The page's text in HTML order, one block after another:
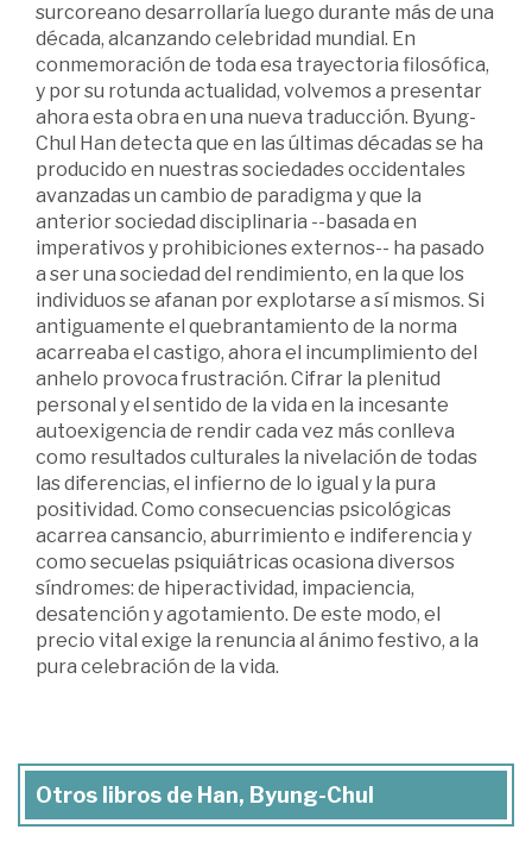
surcoreano desarrollaría luego durante más de una
década, alcanzando celebridad mundial. En
conmemoración de toda esa trayectoria filosófica,
y por su rotunda actualidad, volvemos a presentar
ahora esta obra en una nueva traducción. Byung-
Chul Han detecta que en las últimas décadas se ha
producido en nuestras sociedades occidentales
avanzadas un cambio de paradigma y que la
anterior sociedad disciplinaria --basada en
imperativos y prohibiciones externos-- ha pasado
a ser una sociedad del rendimiento, en la que los
individuos se afanan por explotarse a sí mismos. Si
antiguamente el quebrantamiento de la norma
acarreaba el castigo, ahora el incumplimiento del
anhelo provoca frustración. Cifrar la plenitud
personal y el sentido de la vida en la incesante
autoexigencia de rendir cada vez más conlleva
como resultados culturales la nivelación de todas
las diferencias, el infierno de lo igual y la pura
positividad. Como consecuencias psicológicas
acarrea cansancio, aburrimiento e indiferencia y
como secuelas psiquiátricas ocasiona diversos
síndromes: de hiperactividad, impaciencia,
desatención y agotamiento. De este modo, el
precio vital exige la renuncia al ánimo festivo, a la
pura celebración de la vida.
Otros libros de Han, Byung-Chul